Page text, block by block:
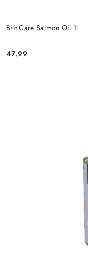
Brit Care Salmon Oil 1l
Cena:
47.99